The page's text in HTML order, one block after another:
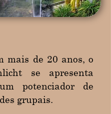
mais de 20 anos, o
se apresenta
potenciador de
grupais.